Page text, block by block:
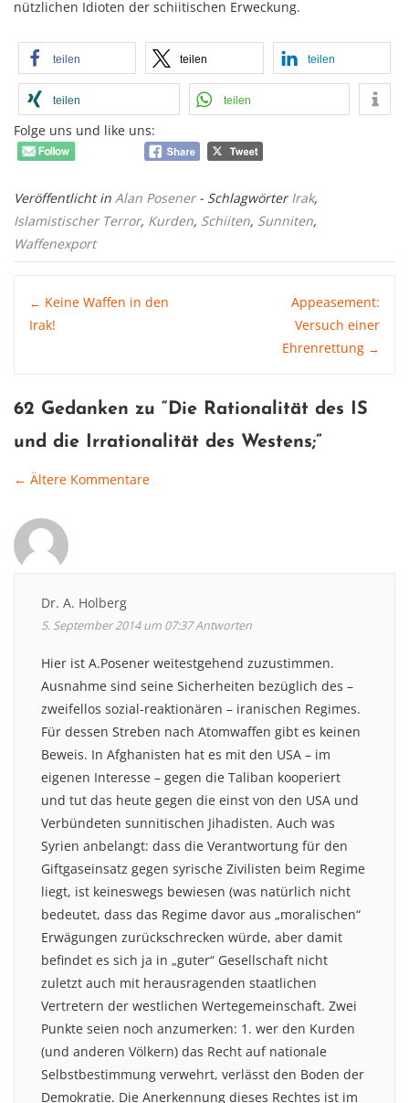
nützlichen Idioten der schiitischen Erweckung.
teilen teilen teilen
teilen teilen
Folge uns und like uns:
Veröffentlicht in Alan Posener - SchlagwörterIrak,
Islamistischer Terror, Kurden, Schiiten, Sunniten,
Waffenexport
Post
← Keine Waffen in den
Irak!
Appeasement:
Versuch einer
Ehrenrettung →
62 Gedanken zu “ Die Rationalität des IS
und die Irrationalität des Westens;”
Comment
navigation
← Ältere Kommentare
Dr. A. Holberg
5. September 2014 um 07:37Antworten
Hier ist A.Posener weitestgehend zuzustimmen.
Ausnahme sind seine Sicherheiten bezüglich des –
zweifellos sozial-reaktionären – iranischen Regimes.
Für dessen Streben nach Atomwaffen gibt es keinen
Beweis. In Afghanisten hat es mit den USA – im
eigenen Interesse – gegen die Taliban kooperiert
und tut das heute gegen die einst von den USA und
Verbündeten sunnitischen Jihadisten. Auch was
Syrien anbelangt: dass die Verantwortung für den
Giftgaseinsatz gegen syrische Zivilisten beim Regime
liegt, ist keineswegs bewiesen (was natürlich nicht
bedeutet, dass das Regime davor aus „moralischen“
Erwägungen zurückschrecken würde, aber damit
befindet es sich ja in „guter“ Gesellschaft nicht
zuletzt auch mit herausragenden staatlichen
Vertretern der westlichen Wertegemeinschaft. Zwei
Punkte seien noch anzumerken: 1. wer den Kurden
(und anderen Völkern) das Recht auf nationale
Selbstbestimmung verwehrt, verlässt den Boden der
Demokratie. Die Anerkennung dieses Rechtes ist im